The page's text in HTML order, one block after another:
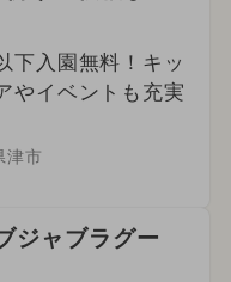
下入園無料！キッ
やイベントも充実
津市
ジャブラグー